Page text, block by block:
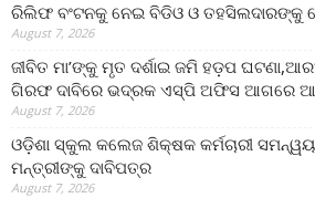
ରିଲିଫ ବଂଟନକୁ ନେଇ ବିଡିଓ ଓ ତହସିଲଦାରଙ୍କୁ
August 7, 2026
ଜୀବିତ ମା’ଙ୍କୁ ମୃତ ଦର୍ଶାଇ ଜମି ହଡ଼ପ
ଗିରଫ ଦାବିରେ ଭଦ୍ରକ ଏସ୍‌ପି ଅଫିସ ଆଗରେ
August 7, 2026
ଓଡ଼ିଶା ସ୍କୁଲ କଲେଜ ଶିକ୍ଷକ କର୍ମଚାରୀ
ମନ୍ତ୍ରୀଙ୍କୁ ଦାବିପତ୍ର
August 7, 2026